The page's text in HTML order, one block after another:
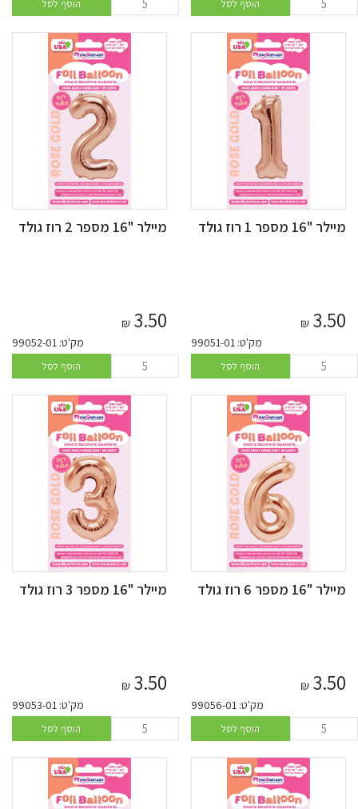
הוסף לסל הוסף לסל
מיילר "16 מספר 1 רוז גולד
3.50
₪
מק'ט: 99051-01
הוסף לסל
מיילר "16 מספר 2 רוז גולד
3.50
₪
מק'ט: 99052-01
הוסף לסל
מיילר "16 מספר 6 רוז גולד
3.50
₪
מק'ט: 99056-01
הוסף לסל
מיילר "16 מספר 3 רוז גולד
3.50
₪
מק'ט: 99053-01
הוסף לסל